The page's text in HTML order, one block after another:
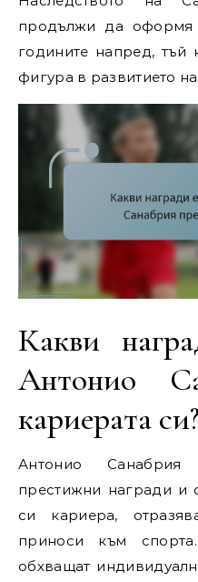
продължи да оформя
годините напред, тъй
фигура в развитието
Какви
Антонио
кариерата си?
Антонио
престижни награди и
си кариера,
приноси към
обхващат